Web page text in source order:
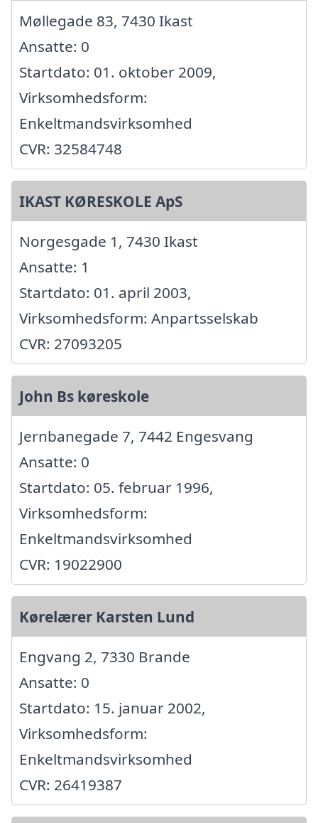
Møllegade 83, 7430 Ikast
Ansatte: 0
Startdato: 01. oktober 2009,
Virksomhedsform:
Enkeltmandsvirksomhed
CVR: 32584748
IKAST KØRESKOLE ApS
Norgesgade 1, 7430 Ikast
Ansatte: 1
Startdato: 01. april 2003,
Virksomhedsform: Anpartsselskab
CVR: 27093205
John Bs køreskole
Jernbanegade 7, 7442 Engesvang
Ansatte: 0
Startdato: 05. februar 1996,
Virksomhedsform:
Enkeltmandsvirksomhed
CVR: 19022900
Kørelærer Karsten Lund
Engvang 2, 7330 Brande
Ansatte: 0
Startdato: 15. januar 2002,
Virksomhedsform:
Enkeltmandsvirksomhed
CVR: 26419387